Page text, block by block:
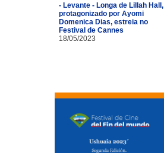
- Levante - Longa de Lillah Hall,
protagonizado por Ayomi
Domenica Dias, estreia no
Festival de Cannes
18/05/2023